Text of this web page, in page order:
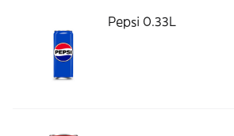
Pepsi 0.33L